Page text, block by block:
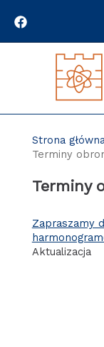
Strona
Terminy
Terminy
Zapraszamy
Aktualizacja